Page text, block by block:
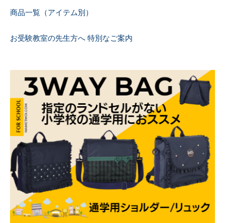
商品一覧（アイテム別）
お受験教室の先生方へ 特別なご案内